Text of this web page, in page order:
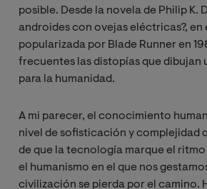
posible. Desde la novela de Philip K.
androides con ovejas eléctricas?, en
popularizada por Blade Runner en
frecuentes las distopías que dibujan
para la humanidad.
A mi parecer, el conocimiento
nivel de sofisticación y complejidad
de que la tecnología marque el
el humanismo en el que nos
civilización se pierda por el camino.